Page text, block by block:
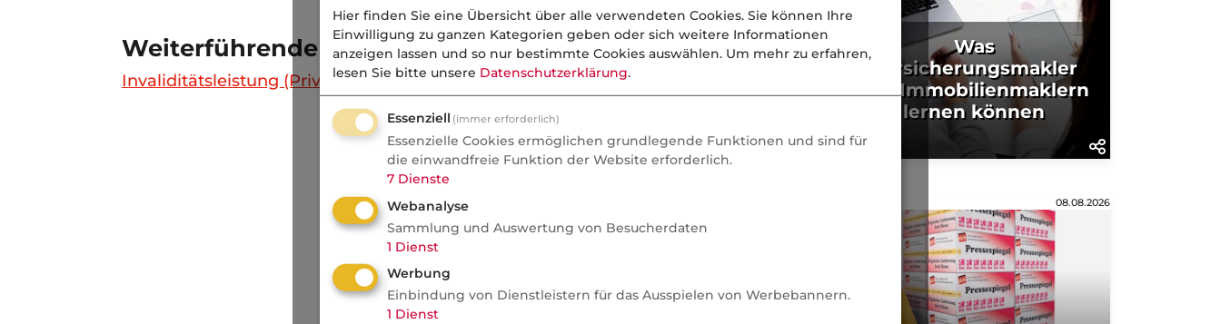
Weiterführende Links
Invaliditätsleistung (Private Unfallversicherung)
Was
Versicherungsmakler
von Immobilienmaklern
lernen können
KI
08.08.2026
Hier finden Sie eine Übersicht über alle verwendeten Cookies. Sie können Ihre
Einwilligung zu ganzen Kategorien geben oder sich weitere Informationen
anzeigen lassen und so nur bestimmte Cookies auswählen. Um mehr zu erfahren,
lesen Sie bitte unsere Datenschutzerklärung.
Essenziell (immer erforderlich)
Essenzielle Cookies ermöglichen grundlegende Funktionen und sind für
die einwandfreie Funktion der Website erforderlich.
7 Dienste
Webanalyse
Sammlung und Auswertung von Besucherdaten
1 Dienst
Werbung
Einbindung von Dienstleistern für das Ausspielen von Werbebannern.
1 Dienst